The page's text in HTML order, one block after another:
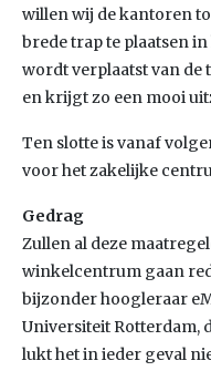
willen wij de kantoren
brede trap te plaatsen
wordt verplaatst van de
en krijgt zo een mooi
Ten slotte is vanaf
voor het zakelijke
Gedrag
Zullen al deze
winkelcentrum gaan
bijzonder hoogleraar
Universiteit Rotterdam,
lukt het in ieder geval